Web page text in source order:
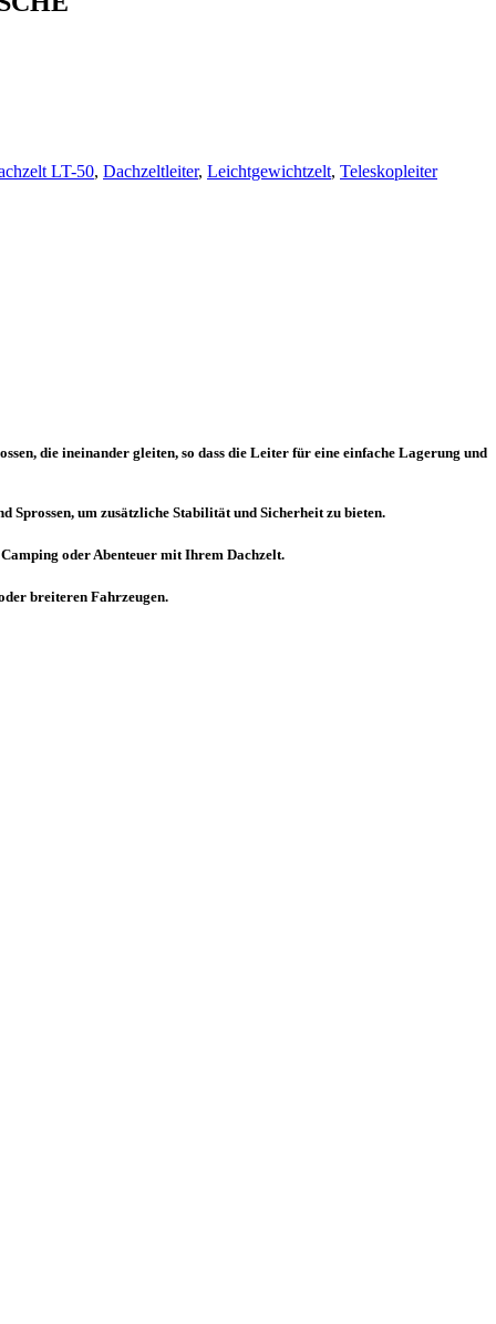
LT-50, Dachzeltleiter, Leichtgewichtzelt, Teleskopleiter
die ineinander gleiten, so dass die Leiter für eine einfache Lagerung und
um zusätzliche Stabilität und Sicherheit zu bieten.
oder Abenteuer mit Ihrem Dachzelt.
breiteren Fahrzeugen.